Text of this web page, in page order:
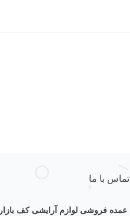
تماس با ما
عمده فروشی لوازم آرایشی کف بازار